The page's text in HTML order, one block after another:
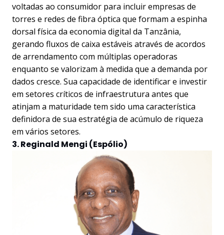
voltadas ao consumidor para incluir empresas de
torres e redes de fibra óptica que formam a espinha
dorsal física da economia digital da Tanzânia,
gerando fluxos de caixa estáveis através de acordos
de arrendamento com múltiplas operadoras
enquanto se valorizam à medida que a demanda por
dados cresce. Sua capacidade de identificar e investir
em setores críticos de infraestrutura antes que
atinjam a maturidade tem sido uma característica
definidora de sua estratégia de acúmulo de riqueza
em vários setores.
3. Reginald Mengi (Espólio)